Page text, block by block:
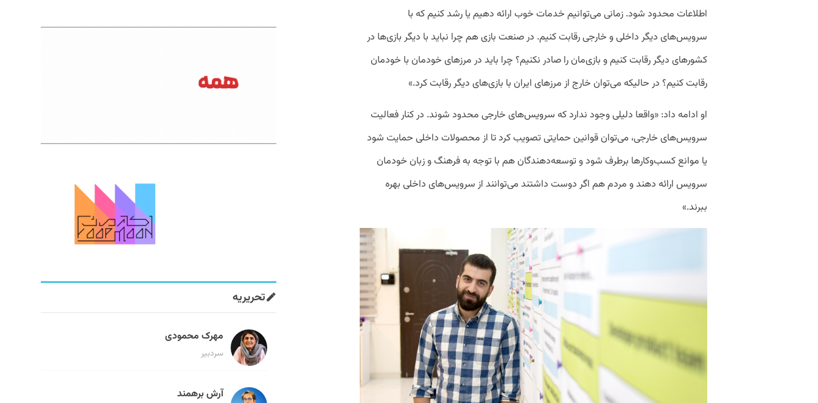
اطلاعات محدود شود. زمانی می‌توانیم خدمات خوب ارائه دهیم یا رشد کنیم که با
سرویس‌های دیگر داخلی و خارجی رقابت کنیم. در صنعت بازی هم چرا نباید با دیگر بازی‌ها در
کشورهای دیگر رقابت کنیم و بازی‌مان را صادر نکنیم؟ چرا باید در مرزهای خودمان با خودمان
رقابت کنیم؟ در حالیکه می‌توان خارج‌ از مرزهای ایران با بازی‌های دیگر رقابت کرد.»
او ادامه داد: «واقعا دلیلی وجود ندارد که سرویس‌های خارجی محدود شوند. در کنار فعالیت
سرویس‌های خارجی، می‌توان قوانین حمایتی تصویب کرد تا از محصولات داخلی حمایت شود
یا موانع کسب‌وکارها برطرف شود و توسعه‌دهندگان هم با توجه به فرهنگ و زبان خودمان
سرویس ارائه دهند و مردم هم اگر دوست داشتند می‌توانند از سرویس‌های داخلی بهره
ببرند.»
تحریریه
مهرک محمودی
سردبیر
آرش برهمند